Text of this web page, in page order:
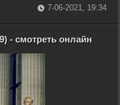
7-06-2021, 19:34
- смотреть онлайн